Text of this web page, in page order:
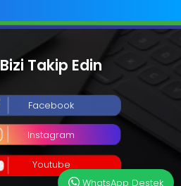
Bizi Takip Edin
Facebook
Instagram
Youtube
WhatsApp Destek